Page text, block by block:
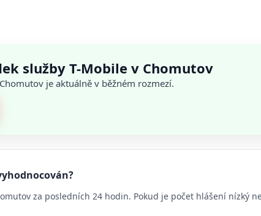
služby T-Mobile v Chomutov
je aktuálně v běžném rozmezí.
za posledních 24 hodin. Pokud je počet hlášení nízký